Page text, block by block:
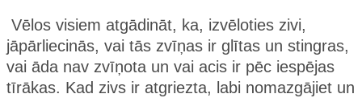
Vēlos visiem atgādināt, ka, izvēloties zivi,
jāpārliecinās, vai tās zvīņas ir glītas un stingras,
vai āda nav zvīņota un vai acis ir pēc iespējas
tīrākas. Kad zivs ir atgriezta, labi nomazgājiet un